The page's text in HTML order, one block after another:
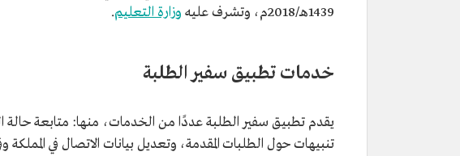
1439هـ/2018م، وتشرف عليه
وزارة التعليم.
خدمات تطبيق سفير الطلبة
يقدم تطبيق سفير الطلبة عددًا من الخدمات، منها: متابعة حالة
تنبيهات حول الطلبات المقدمة، وتعديل بيانات الاتصال في